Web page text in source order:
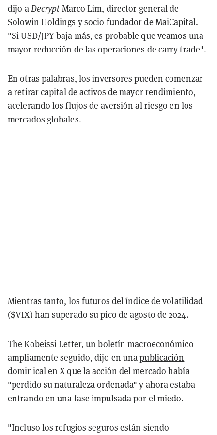
dijo aDecrypt Marco Lim, director general de
Solowin Holdings y socio fundador de MaiCapital.
"Si USD/JPY baja más, es probable que veamos una
mayor reducción de las operaciones de carry trade".
En otras palabras, los inversores pueden comenzar
a retirar capital de activos de mayor rendimiento,
acelerando los flujos de aversión al riesgo en los
mercados globales.
Mientras tanto, los futuros del índice de volatilidad
($VIX) han superado su pico de agosto de 2024.
The Kobeissi Letter, un boletín macroeconómico
ampliamente seguido, dijo en unapublicación
dominical en X que la acción del mercado había
"perdido su naturaleza ordenada" y ahora estaba
entrando en una fase impulsada por el miedo.
"Incluso los refugios seguros están siendo